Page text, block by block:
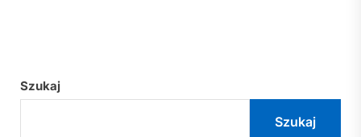
Szukaj
Szukaj